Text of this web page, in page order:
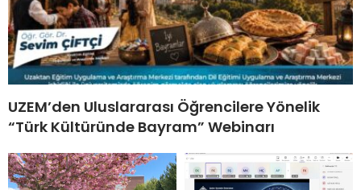
UZEM’den Uluslararası Öğrencilere Yönelik
“Türk Kültüründe Bayram” Webinarı